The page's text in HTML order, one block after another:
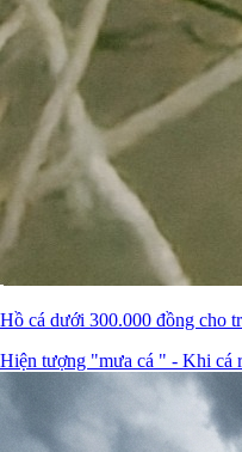
Hồ cá dưới 300.000 đồng cho
Hiện tượng "mưa cá " - Khi cá